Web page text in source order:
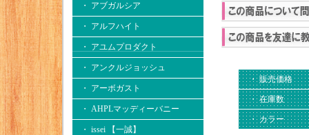
・ アブガルシア
・ アルフハイト
・ アユムプロダクト
・ アンクルジョッシュ
・ アーボガスト
・ AHPLマッディーバニー
・ issei 【一誠】
・ 販売価格
・ 在庫数
・ カラー